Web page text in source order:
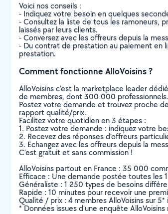
Voici nos conseils :
- Indiquez votre besoin en quelques
- Consultez la liste de tous les ramoneurs,
laissés par leurs clients.
- Conversez avec les offreurs depuis la
- Du contrat de prestation au paiement en
prestation.
Comment fonctionne AlloVoisins ?
AlloVoisins c’est la marketplace leader
de membres, dont 300 000 professionnels.
Postez votre demande et trouvez proche
rapport qualité/prix.
Facilitez votre quotidien en 3 étapes :
1. Postez votre demande : indiquez votre
2. Recevez des réponses d’offreurs
3. Echangez avec les offreurs depuis la
C’est gratuit et sans commission !
AlloVoisins partout en France : 35 000
Efficace : Une demande postée toutes les
Généraliste : 1 250 types de besoins
Rapide : 10 minutes pour recevoir une
Qualité / prix : 4 membres AlloVoisins sur
* Données issues d’une enquête